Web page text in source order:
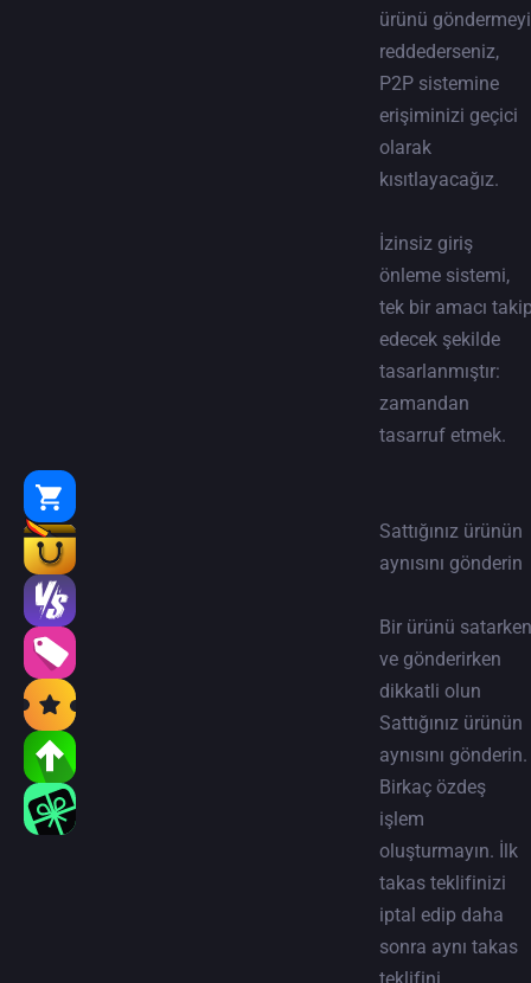
ürünü göndermeyi
reddederseniz,
P2P sistemine
erişiminizi geçici
olarak
kısıtlayacağız.
İzinsiz giriş
önleme sistemi,
tek bir amacı
edecek şekilde
tasarlanmıştır:
zamandan
tasarruf etmek.
Sattığınız ürünün
aynısını gönderin
Bir ürünü satarken
ve gönderirken
dikkatli olun
Sattığınız ürünün
aynısını gönderin.
Birkaç özdeş
işlem
oluşturmayın. İlk
takas teklifinizi
iptal edip daha
sonra aynı takas